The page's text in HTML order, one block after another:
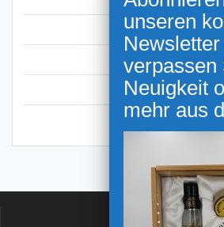
Anmelden
Eintrags-Feed
Kommentar-Feed
WordPress.org
NEWSLETTER ANMELDUNG